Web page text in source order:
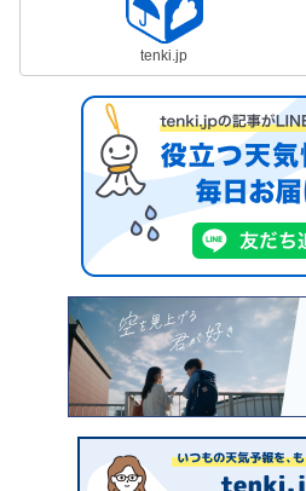
tenki.jp